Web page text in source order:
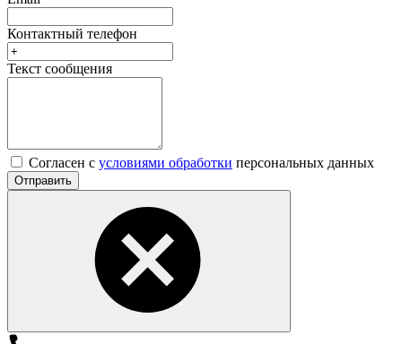
Контактный телефон
Текст сообщения
Согласен с условиями обработки персональных данных
Отправить